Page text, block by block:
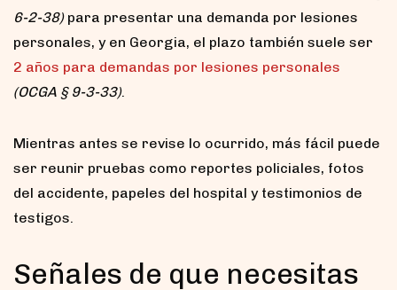
6-2-38)para presentar una demanda por lesiones
personales, y en Georgia, el plazo también suele ser
2 años para demandas por lesiones personales
(OCGA § 9-3-33).
Mientras antes se revise lo ocurrido, más fácil puede
ser reunir pruebas como reportes policiales, fotos
del accidente, papeles del hospital y testimonios de
testigos.
Señales de que necesitas